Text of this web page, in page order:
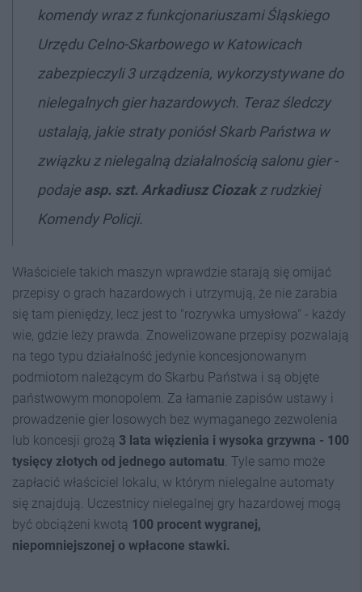
komendy wraz z funkcjonariuszami Śląskiego
Urzędu Celno-Skarbowego w Katowicach
zabezpieczyli 3 urządzenia, wykorzystywane do
nielegalnych gier hazardowych. Teraz śledczy
ustalają, jakie straty poniósł Skarb Państwa w
związku z nielegalną działalnością salonu gier -
podaje asp. szt. Arkadiusz Ciozakz rudzkiej
Komendy Policji.
Właściciele takich maszyn wprawdzie starają się omijać
przepisy o grach hazardowych i utrzymują, że nie zarabia
się tam pieniędzy, lecz jest to "rozrywka umysłowa" - każdy
wie, gdzie leży prawda. Znowelizowane przepisy pozwalają
na tego typu działalność jedynie koncesjonowanym
podmiotom należącym do Skarbu Państwa i są objęte
państwowym monopolem. Za łamanie zapisów ustawy i
prowadzenie gier losowych bez wymaganego zezwolenia
lub koncesji grożą 3 lata więzienia i wysoka grzywna - 100
tysięcy złotych od jednego automatu. Tyle samo może
zapłacić właściciel lokalu, w którym nielegalne automaty
się znajdują. Uczestnicy nielegalnej gry hazardowej mogą
być obciążeni kwotą 100 procent wygranej,
niepomniejszonej o wpłacone stawki.